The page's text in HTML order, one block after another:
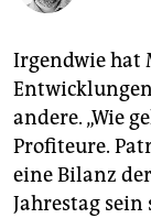
abo
genossenschaft
epaper login
Irgendwie hat
andere. „Wie
Profiteure.
eine Bilanz
Jahrestag